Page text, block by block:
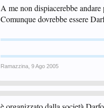
A me non dispiacerebbe
Comunque dovrebbe essere
Ramazzina 9 Ago 2005